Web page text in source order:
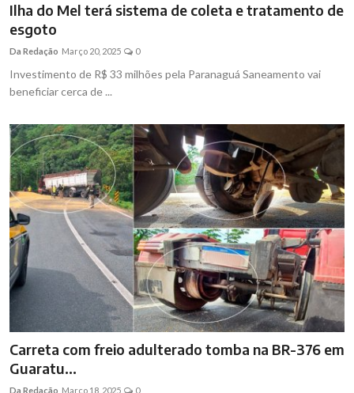
Ilha do Mel terá sistema de coleta e tratamento de
esgoto
Da Redação Março 20, 2025 0
Investimento de R$ 33 milhões pela Paranaguá Saneamento vai
beneficiar cerca de ...
Carreta com freio adulterado tomba na BR-376 em
Guaratu...
Da Redação Março 18, 2025 0